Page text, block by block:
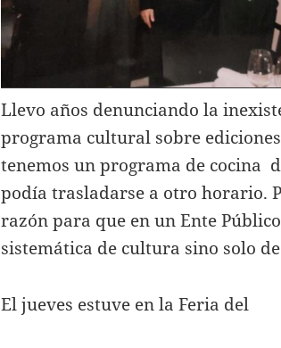
Llevo años denunciando la
programa cultural sobre
tenemos un programa de cocina
podía trasladarse a otro horario.
razón para que en un Ente
sistemática de cultura sino solo
El jueves estuve en la Feria del